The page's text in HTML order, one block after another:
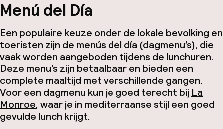
Menú del Día
Een populaire keuze onder de lokale bevolking en
toeristen zijn de menús del día (dagmenu’s), die
vaak worden aangeboden tijdens de lunchuren.
Deze menu’s zijn betaalbaar en bieden een
complete maaltijd met verschillende gangen.
Voor een dagmenu kun je goed terecht bij La
Monroe, waar je in mediterraanse stijl een goed
gevulde lunch krijgt.